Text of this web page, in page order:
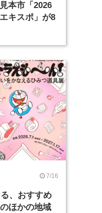
本市「2026
キスポ」が8
7/16
、おすすめ
ほかの地域